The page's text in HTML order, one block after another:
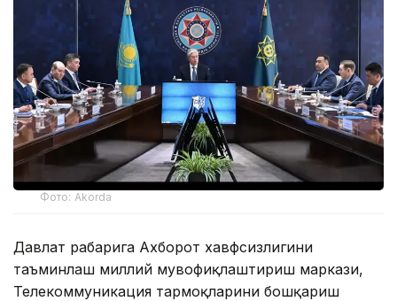
Фото: Akorda
Давлат раҳбарига Ахборот хавфсизлигини
таъминлаш миллий мувофиқлаштириш маркази,
Телекоммуникация тармоқларини бошқариш